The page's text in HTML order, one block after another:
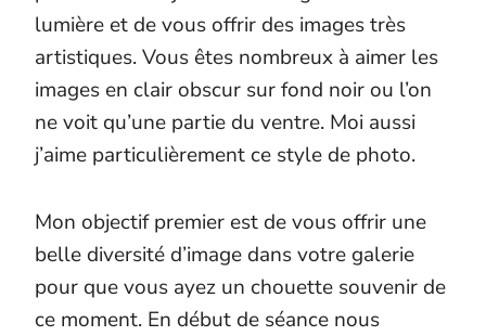
lumière et de vous offrir des images très
artistiques. Vous êtes nombreux à aimer les
images en clair obscur sur fond noir ou l’on
ne voit qu’une partie du ventre. Moi aussi
j’aime particulièrement ce style de photo.
Mon objectif premier est de vous offrir une
belle diversité d’image dans votre galerie
pour que vous ayez un chouette souvenir de
ce moment. En début de séance nous